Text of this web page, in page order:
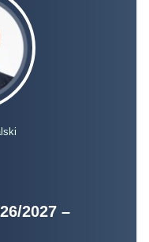
2027 –